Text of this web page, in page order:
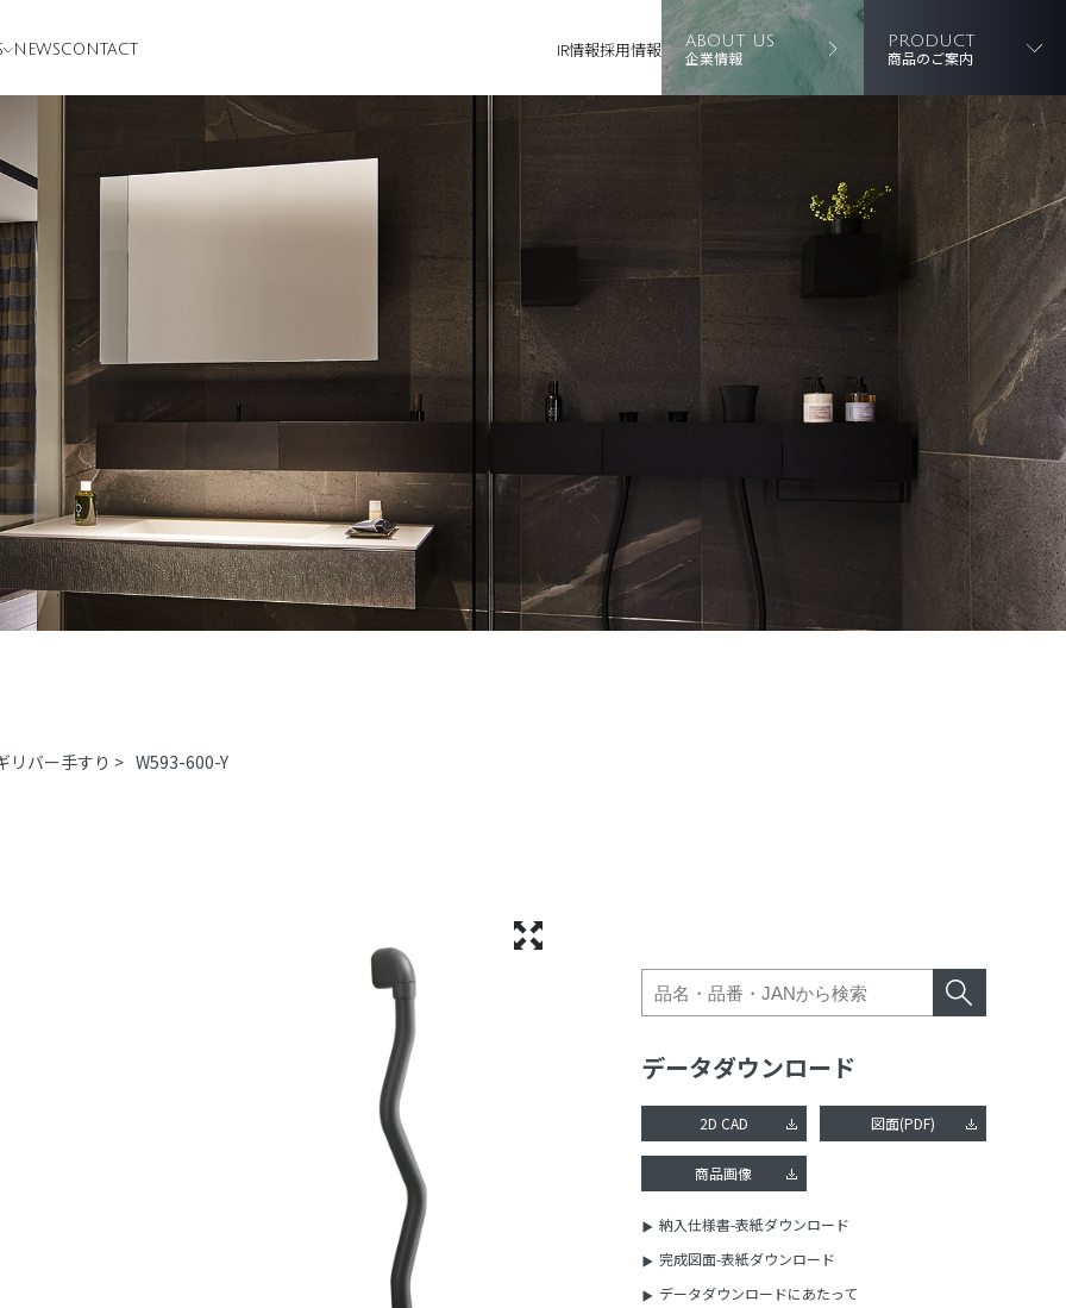
NEWSCONTACT IR情報採用情報 ABOUT US
企業情報
PRODUCT
商品のご案内
リバー手すり > W593-600-Y
データダウンロード
2D CAD 図面(PDF)
商品画像
納入仕様書-表紙ダウンロード
完成図面-表紙ダウンロード
データダウンロードにあたって